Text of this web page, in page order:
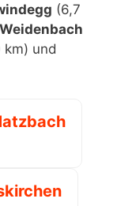
(6,7
Weidenbach
km) und